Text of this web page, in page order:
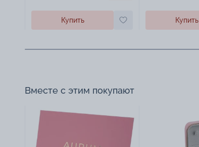
Купить Купить
Вместе с этим покупают